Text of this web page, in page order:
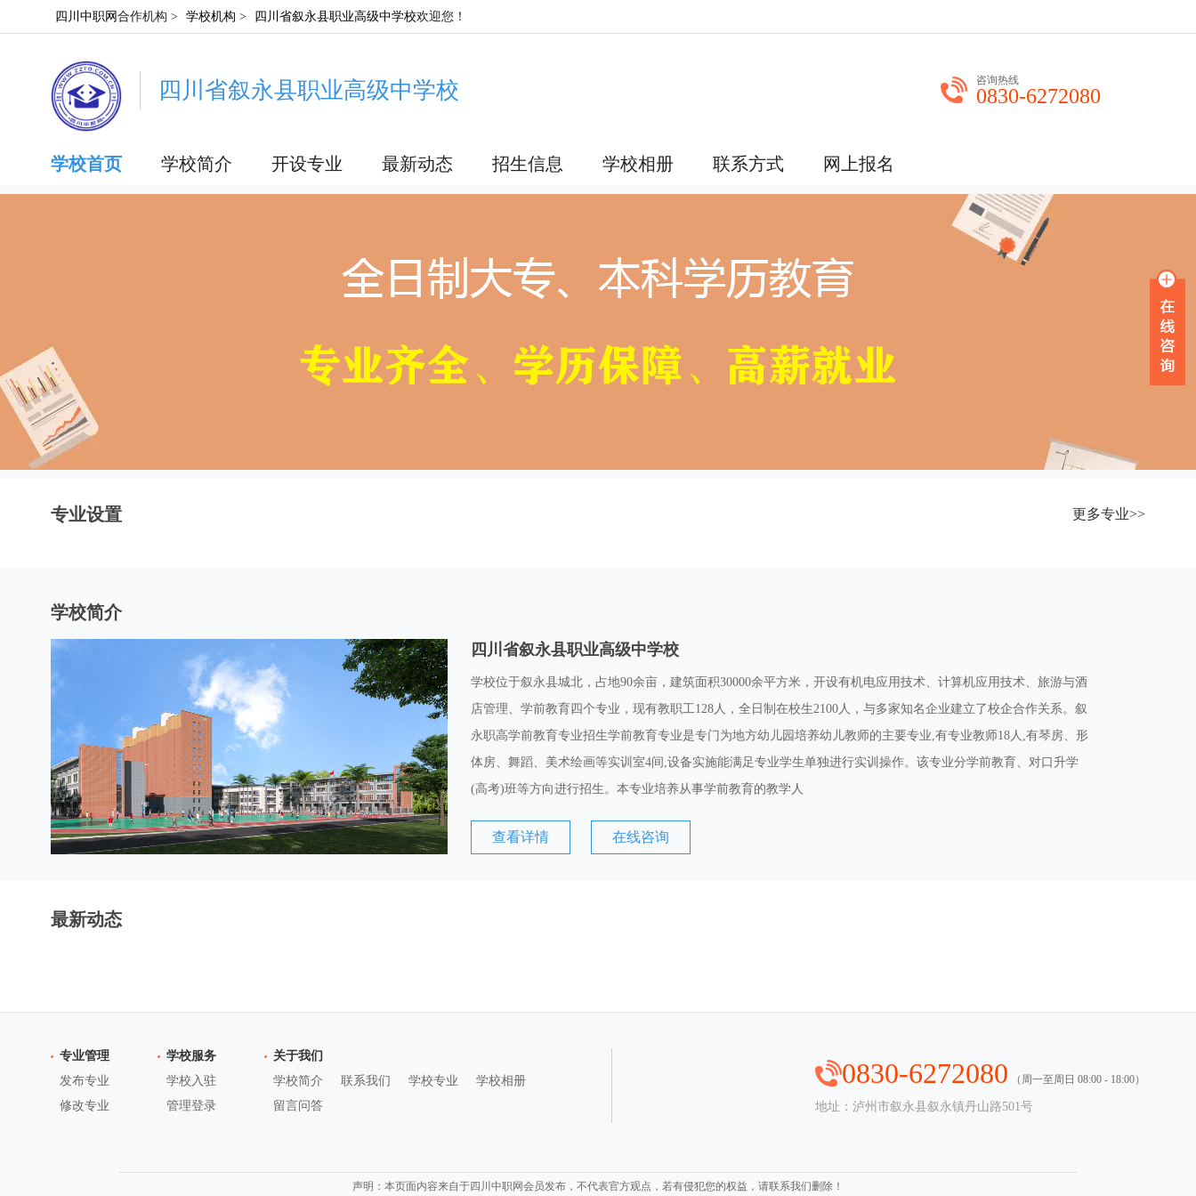
四川中职网 合作机构 > 学校机构 > 四川省叙永县职业高级中学校欢迎您！
四川省叙永县职业高级中学校 咨询热线
0830-6272080
学校首页 学校简介 开设专业 最新动态 招生信息 学校相册 联系方式 网上报名
专业设置 更多专业>>
学校简介
四川省叙永县职业高级中学校
学校位于叙永县城北，占地90余亩，建筑面积30000余平方米，开设有机电应用技术、计算机应用技术、旅游与酒
店管理、学前教育四个专业，现有教职工128人，全日制在校生2100人，与多家知名企业建立了校企合作关系。叙
永职高学前教育专业招生学前教育专业是专门为地方幼儿园培养幼儿教师的主要专业,有专业教师18人,有琴房、形
体房、舞蹈、美术绘画等实训室4间,设备实施能满足专业学生单独进行实训操作。该专业分学前教育、对口升学
(高考)班等方向进行招生。本专业培养从事学前教育的教学人
查看详情 在线咨询
最新动态
专业管理
发布专业
修改专业
学校服务
学校入驻
管理登录
关于我们
学校简介
联系我们 学校专业
学校相册
留言问答
0830-6272080 （周一至周日 08:00 - 18:00）
地址：泸州市叙永县叙永镇丹山路501号
声明：本页面内容来自于四川中职网会员发布，不代表官方观点，若有侵犯您的权益，请联系我们删除！